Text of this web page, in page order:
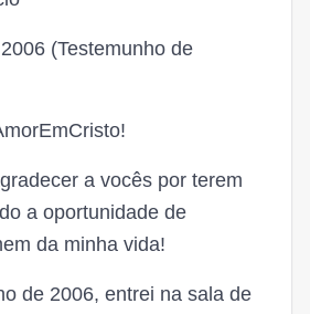
(Testemunho de
a vocês por terem
a oportunidade de
da minha vida!
de 2006, entrei na sala de